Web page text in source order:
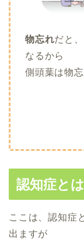
物忘れだと
なるから
側頭葉は物
認知症と
ここは、認知症
出ますが